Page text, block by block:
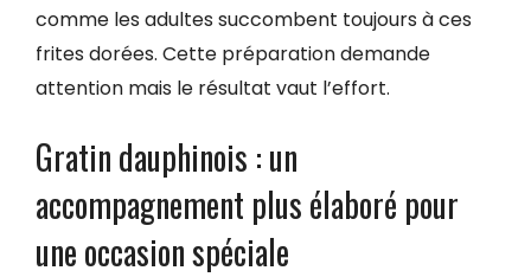
comme les adultes succombent toujours à ces
frites dorées. Cette préparation demande
attention mais le résultat vaut l’effort.
Gratin dauphinois : un
accompagnement plus élaboré pour
une occasion spéciale